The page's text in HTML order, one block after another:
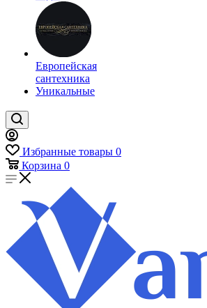
Европейская
сантехника
Уникальные
Избранные товары 0
Корзина 0